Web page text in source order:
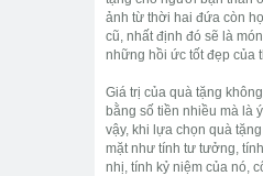
ảnh từ thời hai đứa còn
cũ, nhất định đó sẽ là
những hồi ức tốt đẹp của
Giá trị của quà tặng
bằng số tiền nhiều mà là
vậy, khi lựa chọn quà
mặt như tính tư tưởng,
nhị, tính kỷ niệm của nó,